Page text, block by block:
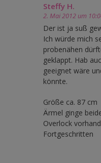
Steffy H.
2. Mai 2012 um
Der ist ja suß
Ich würde mich
probenähen
geklappt. Hab
geeignet wäre
könnte.
Größe ca. 87 cm
Ärmel ginge
Overlock
Fortgeschritten